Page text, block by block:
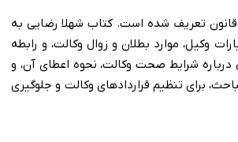
تعریف شده است. کتاب شهلا رضایی به
وکیل، موارد بطلان و زوال وکالت، و رابطه
شرایط صحت وکالت، نحوه اعطای آن، و
برای تنظیم قراردادهای وکالت و جلوگیری